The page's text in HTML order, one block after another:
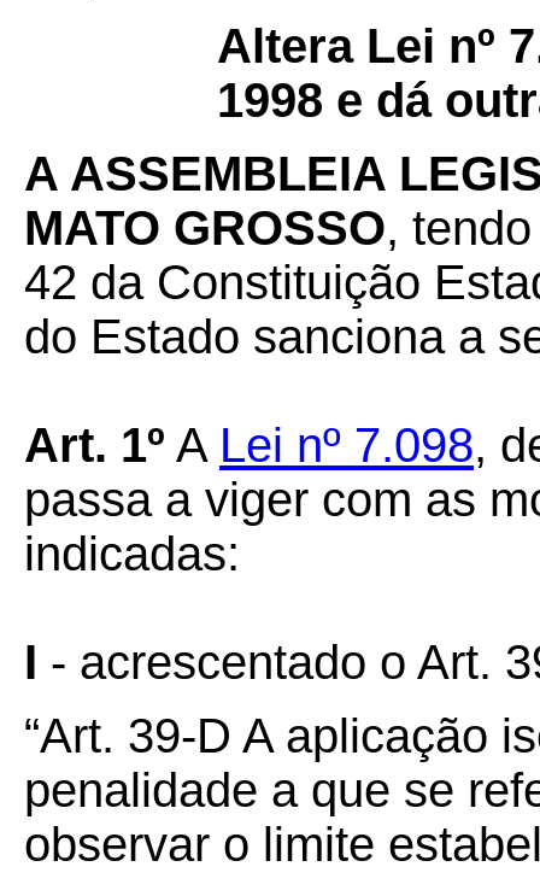
Altera Lei nº
1998 e dá
A ASSEMBLEIA
MATO GROSSO,
42 da Constituição
do Estado sanciona a
Art. 1º A Lei nº 7.098,
passa a viger com as
indicadas:
I - acrescentado o Art.
“Art. 39-D A aplicação
penalidade a que se
observar o limite